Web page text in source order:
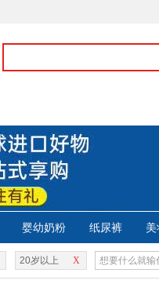
婴幼奶粉 纸尿裤
X
20岁以上